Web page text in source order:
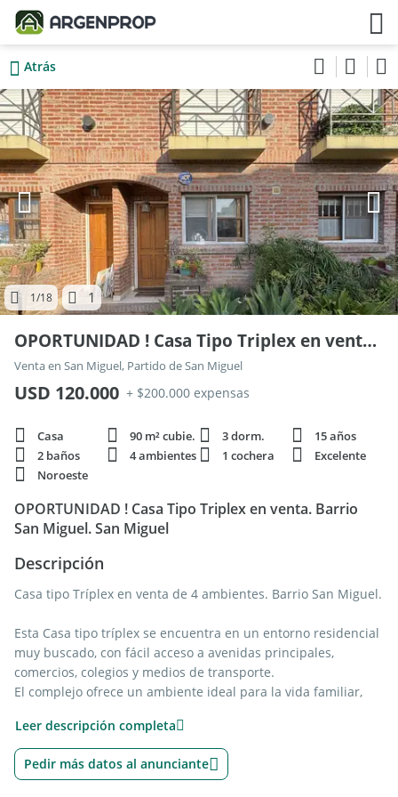
Atrás
1/18 1
OPORTUNIDAD ! Casa Tipo Triplex en venta. Barrio San Miguel. San Miguel 2000
Venta en San Miguel, Partido de San Miguel
USD 120.000 + $200.000 expensas
Casa 90 m² cubie. 3 dorm.
15 años
2 baños
4 ambientes 1 cochera
Excelente
Noroeste
OPORTUNIDAD ! Casa Tipo Triplex en venta. Barrio
San Miguel. San Miguel
Descripción
Casa tipo Tríplex en venta de 4 ambientes. Barrio San Miguel.
Esta Casa tipo tríplex se encuentra en un entorno residencial
muy buscado, con fácil acceso a avenidas principales,
comercios, colegios y medios de transporte.
El complejo ofrece un ambiente ideal para la vida familiar,
La propiedad se destaca por su muy buen estado general, su
luminosidad y la funcionalidad de sus ambientes.
Leer descripción completa
Pedir más datos al anunciante